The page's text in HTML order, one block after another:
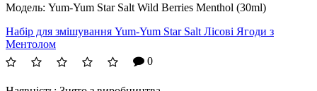
Модель: Yum-Yum Star Salt Wild Berries Menthol (30ml)
Набір для змішування Yum-Yum Star Salt Лісові Ягоди з
Ментолом
0